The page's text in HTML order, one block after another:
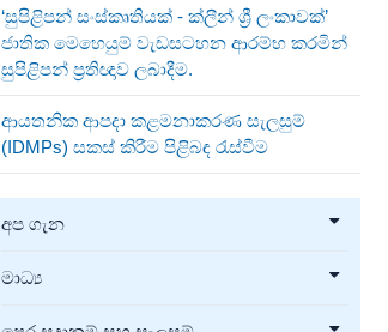
‘සුපිළිපන් සංස්කෘතියක් - ක්ලීන් ශ්‍රී ලංකාවක්’
ජාතික මෙහෙයුම් වැඩසටහන ආරම්භ කරමින්
සුපිළිපන් ප්‍රතිඥාව ලබාදීම.
ආයතනික ආපදා කළමනාකරණ සැලසුම්
(IDMPs) සකස් කිරීම පිළිබඳ රැස්වීම
අප ගැන
මාධ්‍ය